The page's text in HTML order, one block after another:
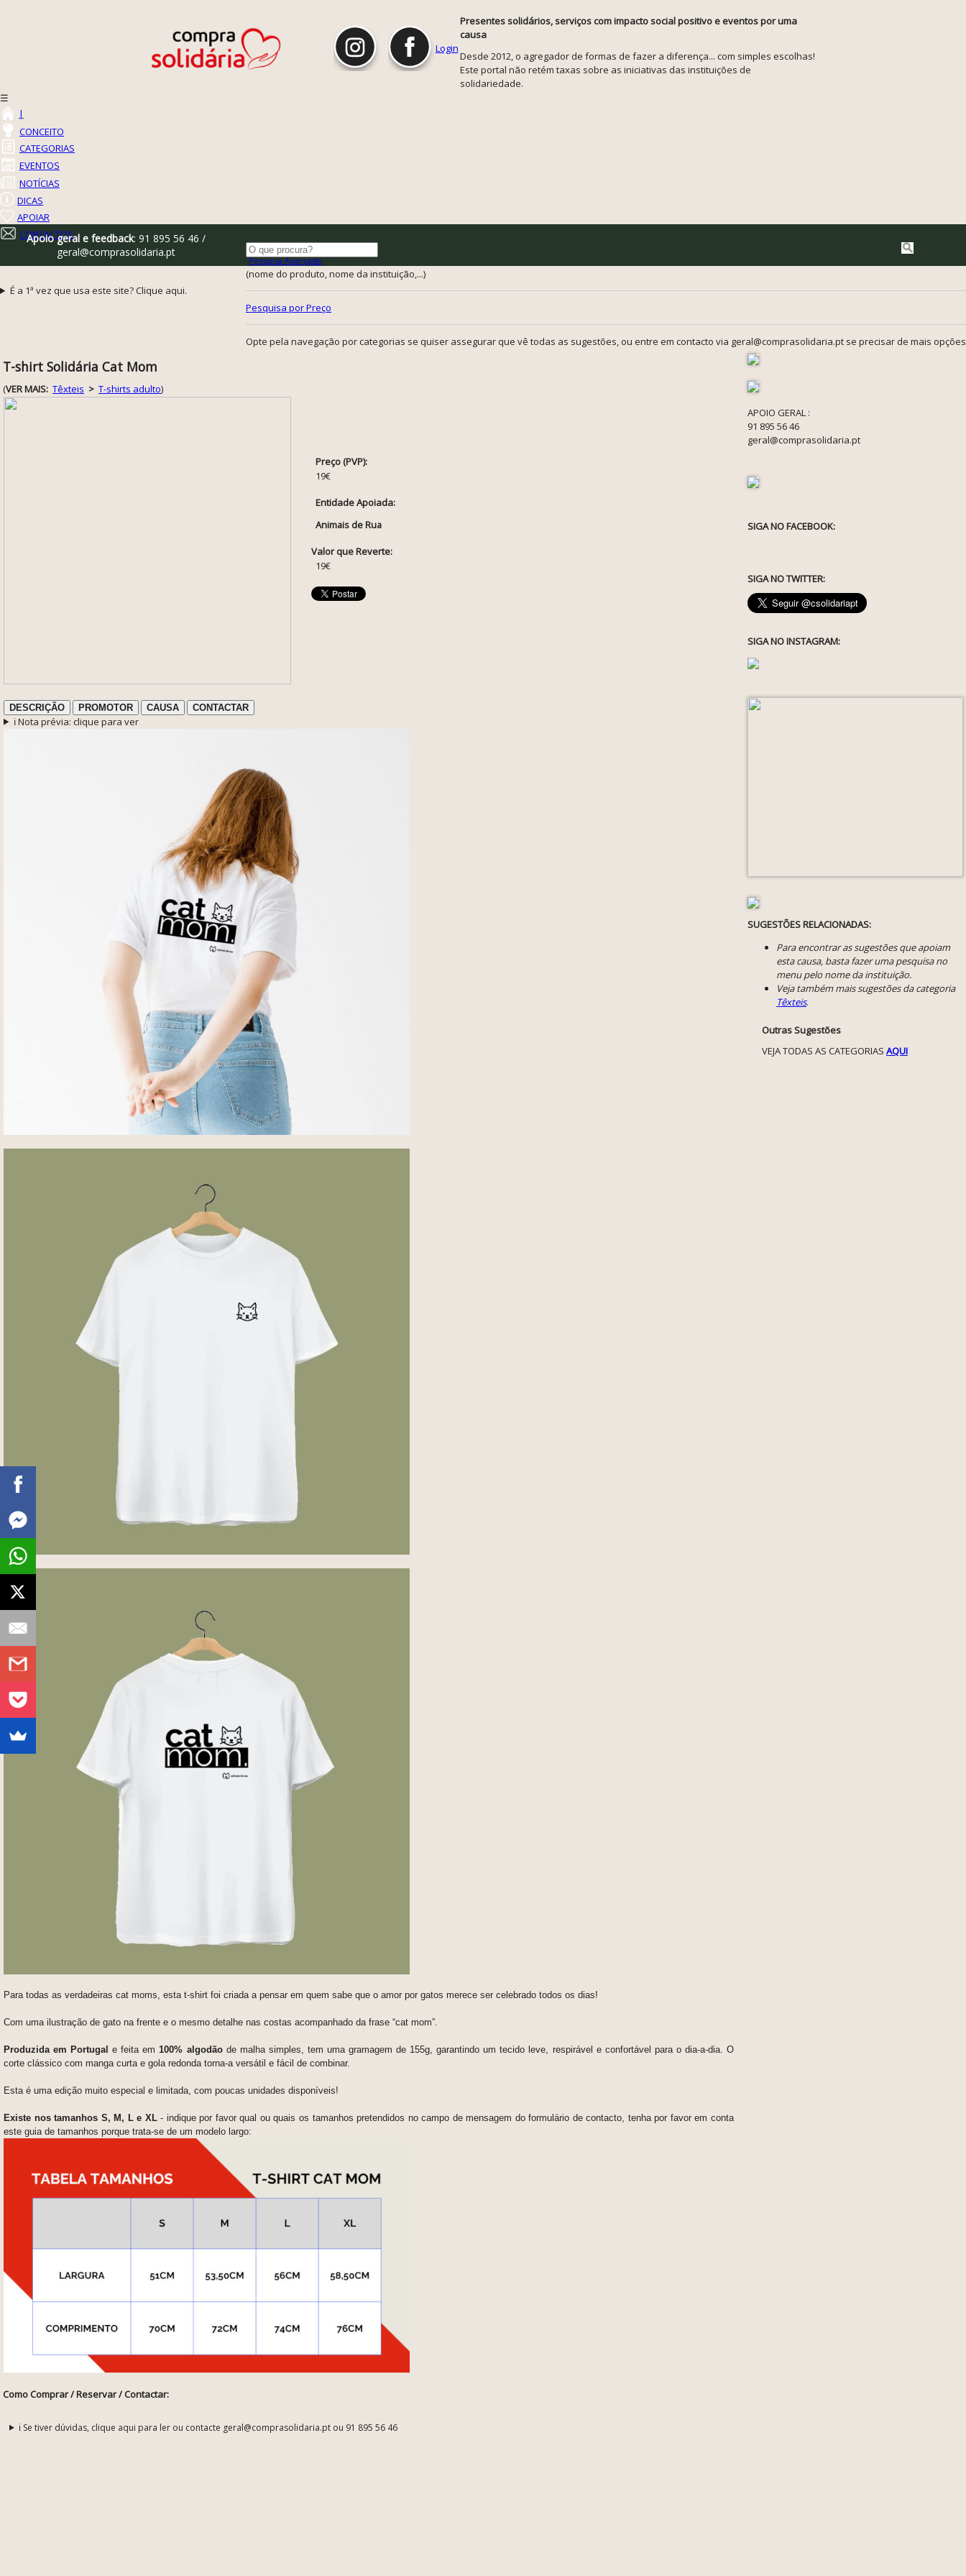
Login
Presentes solidários, serviços com impacto social positivo e eventos por uma
causa
Desde 2012, o agregador de formas de fazer a diferença... com simples escolhas!
Este portal não retém taxas sobre as iniciativas das instituições de
solidariedade.
☰
|
CONCEITO
CATEGORIAS
EVENTOS
NOTÍCIAS
DICAS
APOIAR
CONTACTOS
Pesquisa Avançada
(nome do produto, nome da instituição,...)
Pesquisa por Preço
Opte pela navegação por categorias se quiser assegurar que vê todas as sugestões, ou entre em contacto via geral@comprasolidaria.pt se precisar de mais opções
Apoio geral e feedback: 91 895 56 46 /
geral@comprasolidaria.pt
É a 1ª vez que usa este site? Clique aqui.
T-shirt Solidária Cat Mom
(VER MAIS: Têxteis > T-shirts adulto)
Preço (PVP):
19€
Entidade Apoiada:
Animais de Rua
Valor que Reverte:
19€
DESCRIÇÃO PROMOTOR CAUSA CONTACTAR
ℹ️ Nota prévia: clique para ver
Para todas as verdadeiras cat moms, esta t-shirt foi criada a pensar em quem sabe que o amor por gatos merece ser celebrado todos os dias!
Com uma ilustração de gato na frente e o mesmo detalhe nas costas acompanhado da frase “cat mom”.
Produzida em Portugale feita em 100% algodãode malha simples, tem uma gramagem de 155g, garantindo um tecido leve, respirável e confortável para o dia-a-dia. O
corte clássico com manga curta e gola redonda torna-a versátil e fácil de combinar.
Esta é uma edição muito especial e limitada, com poucas unidades disponíveis!
Existe nos tamanhos S, M, L e XL- indique por favor qual ou quais os tamanhos pretendidos no campo de mensagem do formulário de contacto, tenha por favor em conta
este guia de tamanhos porque trata-se de um modelo largo:
Como Comprar / Reservar / Contactar:
ℹ️ Se tiver dúvidas, clique aqui para ler ou contacte geral@comprasolidaria.pt ou 91 895 56 46
APOIO GERAL :
91 895 56 46
geral@comprasolidaria.pt
SIGA NO FACEBOOK:
SIGA NO TWITTER:
SIGA NO INSTAGRAM:
SUGESTÕES RELACIONADAS:
Para encontrar as sugestões que apoiam
esta causa, basta fazer uma pesquisa no
menu pelo nome da instituição.
Veja também mais sugestões da categoria
Têxteis.
Outras Sugestões
VEJA TODAS AS CATEGORIAS AQUI